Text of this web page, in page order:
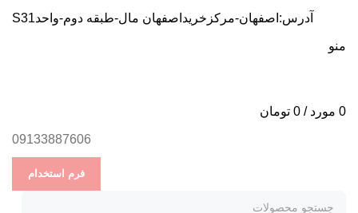
آدرس:اصفهان-مرکزخریداصفهان مال-طبقه دوم-واحدS31
منو
0 مورد /
0 تومان
09133887606
فرم استخدام